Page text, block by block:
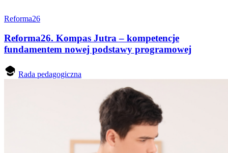
Reforma26
Reforma26. Kompas Jutra – kompetencje
fundamentem nowej podstawy programowej
Rada pedagogiczna